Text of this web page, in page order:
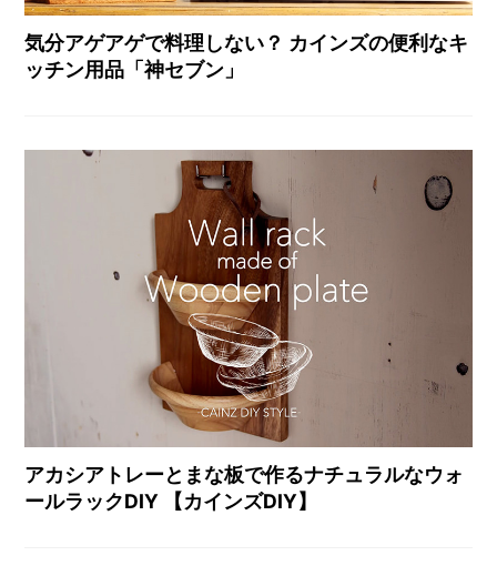
気分アゲアゲで料理しない？ カインズの便利なキ
ッチン用品「神セブン」
アカシアトレーとまな板で作るナチュラルなウォ
ールラックDIY 【カインズDIY】